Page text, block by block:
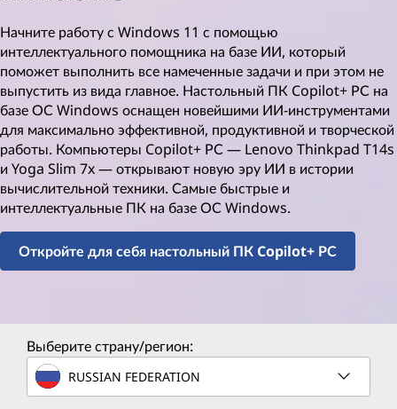
Начните работу с Windows 11 с помощью
интеллектуального помощника на базе ИИ, который
поможет выполнить все намеченные задачи и при этом не
выпустить из вида главное. Настольный ПК Copilot+ РС на
базе ОС Windows оснащен новейшими ИИ-инструментами
для максимально эффективной, продуктивной и творческой
работы. Компьютеры Copilot+ РС — Lenovo Thinkpad T14s
и Yoga Slim 7x — открывают новую эру ИИ в истории
вычислительной техники. Самые быстрые и
интеллектуальные ПК на базе ОС Windows.
Откройте для себя настольный ПК Copilot+ РС
Выберите страну/регион:
RUSSIAN FEDERATION